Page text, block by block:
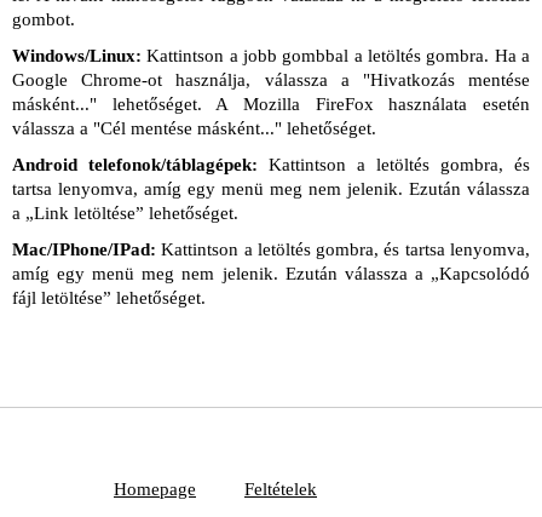
gombot.
Windows/Linux: Kattintson a jobb gombbal a letöltés gombra. Ha a
Google Chrome-ot használja, válassza a "Hivatkozás mentése
másként..." lehetőséget. A Mozilla FireFox használata esetén
válassza a "Cél mentése másként..." lehetőséget.
Android telefonok/táblagépek: Kattintson a letöltés gombra, és
tartsa lenyomva, amíg egy menü meg nem jelenik. Ezután válassza
a „Link letöltése” lehetőséget.
Mac/IPhone/IPad: Kattintson a letöltés gombra, és tartsa lenyomva,
amíg egy menü meg nem jelenik. Ezután válassza a „Kapcsolódó
fájl letöltése” lehetőséget.
Homepage Feltételek